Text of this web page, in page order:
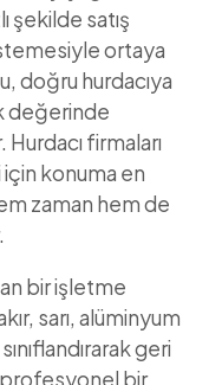
şekilde satış
ortaya
doğru hurdacıya
değerinde
firmaları
konuma en
zaman hem de
bir işletme
sarı, alüminyum
geri
profesyonel bir